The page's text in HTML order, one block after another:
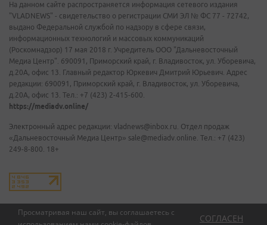
Просматривая наш сайт, вы соглашаетесь с
СОГЛАСЕН
На данном сайте распространяется информация сетевого издания
"VLADNEWS" - свидетельство о регистрации СМИ ЭЛ № ФС 77 - 72742,
выдано Федеральной службой по надзору в сфере связи,
информационных технологий и массовых коммуникаций
(Роскомнадзор) 17 мая 2018 г. Учредитель ООО "Дальневосточный
Медиа Центр". 690091, Приморский край, г. Владивосток, ул. Уборевича,
д.20А, офис 13. Главный редактор Юркевич Дмитрий Юрьевич. Адрес
редакции: 690091, Приморский край, г. Владивосток, ул. Уборевича,
д.20А, офис 13. Тел.: +7 (423) 2-415-600.
https://mediadv.online/
Электронный адрес редакции: vladnews@inbox.ru. Отдел продаж
«Дальневосточный Медиа Центр» sale@mediadv.online. Тел.: +7 (423)
249-8-800. 18+